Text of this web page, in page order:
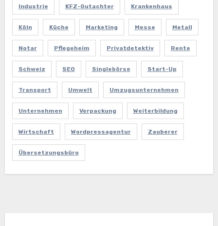
Industrie KFZ-Gutachter Krankenhaus
Köln Küche Marketing Messe Metall
Notar Pflegeheim Privatdetektiv Rente
Schweiz SEO Singlebörse Start-Up
Transport Umwelt Umzugsunternehmen
Unternehmen Verpackung Weiterbildung
Wirtschaft Wordpressagentur Zauberer
Übersetzungsbüro